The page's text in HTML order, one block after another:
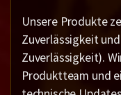
Unsere Produkte
Zuverlässigkeit
Zuverlässigkeit).
Produktteam und